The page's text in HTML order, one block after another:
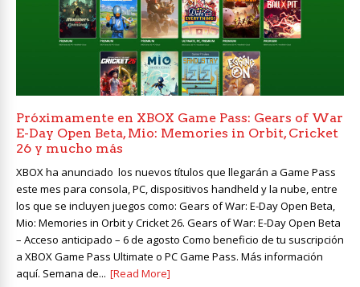
Próximamente en XBOX Game Pass: Gears of War
E-Day Open Beta, Mio: Memories in Orbit, Cricket
26 y mucho más
XBOX ha anunciado los nuevos títulos que llegarán a Game Pass
este mes para consola, PC, dispositivos handheld y la nube, entre
los que se incluyen juegos como: Gears of War: E-Day Open Beta,
Mio: Memories in Orbit y Cricket 26. Gears of War: E-Day Open Beta
– Acceso anticipado – 6 de agosto Como beneficio de tu suscripción
a XBOX Game Pass Ultimate o PC Game Pass. Más información
aquí. Semana de... [Read More]